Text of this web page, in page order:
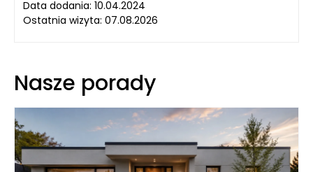
Data dodania: 10.04.2024
Ostatnia wizyta: 07.08.2026
Nasze porady